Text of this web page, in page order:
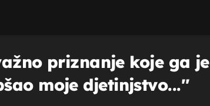
priznanje koje ga je
moje djetinjstvo...''